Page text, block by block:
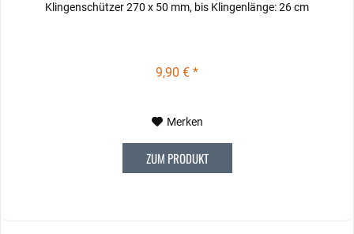
Klingenschützer 270 x 50 mm, bis Klingenlänge: 26 cm
9,90 € *
Merken
ZUM PRODUKT